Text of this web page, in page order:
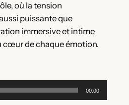
où la tension
puissante que
immersive et intime
cœur de chaque émotion.
00:00